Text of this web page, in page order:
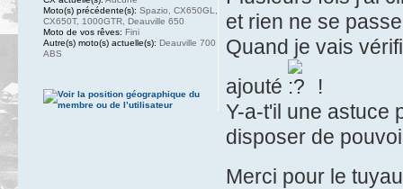
et rien ne se
Quand je vais
ajouté
!
Y-a-t'il une astuce
disposer de
Merci pour le
Moto(s) précédente(s): Spazio, CX650GL,
CX650T, 1000GTR, Deauville 650
Moto de vos rêves: Fini
Autre(s) moto(s) actuelle(s): Deauville 700
ABS